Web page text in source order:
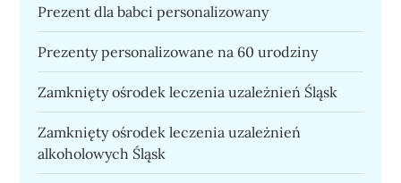
Prezent dla babci personalizowany
Prezenty personalizowane na 60 urodziny
Zamknięty ośrodek leczenia uzależnień Śląsk
Zamknięty ośrodek leczenia uzależnień
alkoholowych Śląsk